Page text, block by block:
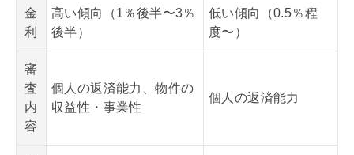
金
利
高い傾向（1％後半〜3％
後半）
低い傾向（0.5％程
度〜）
審
査
内
容
個人の返済能力、物件の
収益性・事業性
個人の返済能力